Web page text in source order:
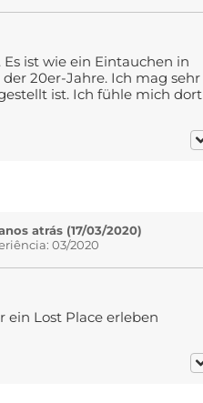
ist wie ein Eintauchen in
20er-Jahre. Ich mag sehr
ist. Ich fühle mich dort
atrás (17/03/2020)
03/2020
ein Lost Place erleben